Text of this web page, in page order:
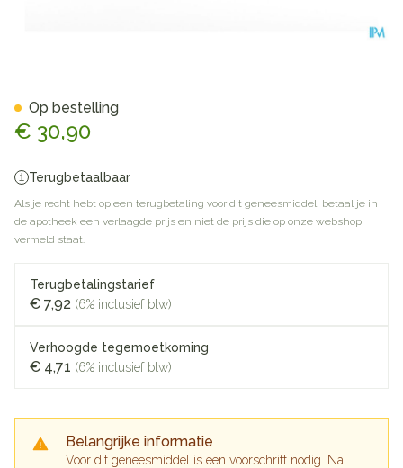
€ 30,90
Terugbetaalbaar
Als je recht hebt op een terugbetaling voor dit geneesmiddel, betaal je in
de apotheek een verlaagde prijs en niet de prijs die op onze webshop
vermeld staat.
Terugbetalingstarief
€ 7,92 (6% inclusief btw)
Verhoogde tegemoetkoming
€ 4,71 (6% inclusief btw)
Belangrijke informatie
Voor dit geneesmiddel is een voorschrift nodig. Na
Op bestelling